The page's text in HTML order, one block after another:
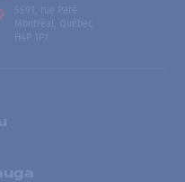
5591, rue Paré
Montréal, Québec
H4P 1P7